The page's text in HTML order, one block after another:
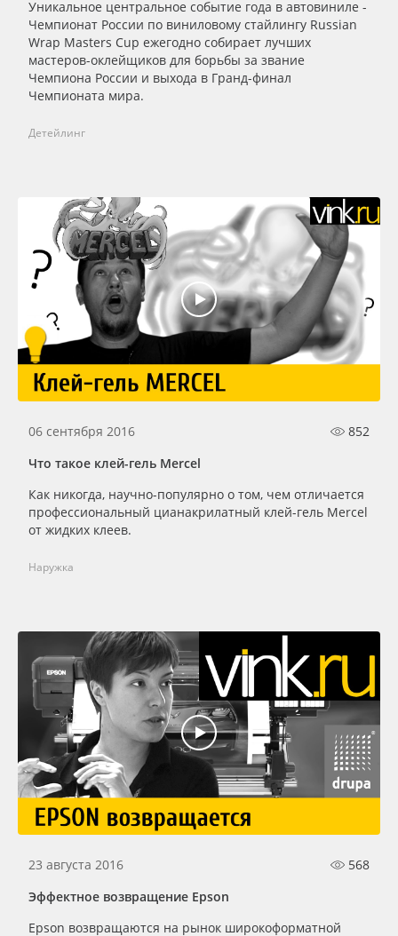
Уникальное центральное событие года в автовиниле -
Чемпионат России по виниловому стайлингу Russian
Wrap Masters Cup ежегодно собирает лучших
мастеров-оклейщиков для борьбы за звание
Чемпиона России и выхода в Гранд-финал
Чемпионата мира.
Детейлинг
06 сентября 2016
852
Что такое клей-гель Mercel
Как никогда, научно-популярно о том, чем отличается
профессиональный цианакрилатный клей-гель Mercel
от жидких клеев.
Наружка
23 августа 2016
568
Эффектное возвращение Epson
Epson возвращаются на рынок широкоформатной